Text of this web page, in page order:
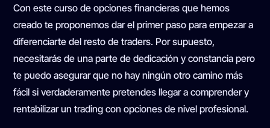
Con este curso de opciones financieras que hemos
creado te proponemos dar el primer paso para empezar a
diferenciarte del resto de traders. Por supuesto,
necesitarás de una parte de dedicación y constancia pero
te puedo asegurar que no hay ningún otro camino más
fácil si verdaderamente pretendes llegar a comprender y
rentabilizar un trading con opciones de nivel profesional.